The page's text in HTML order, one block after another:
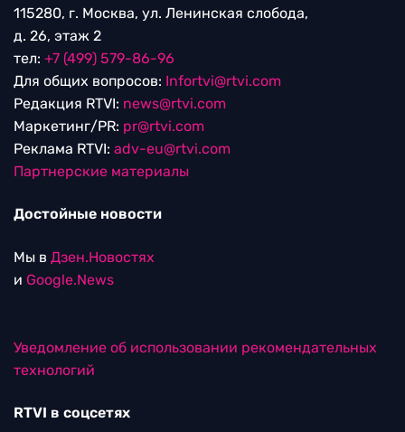
115280, г. Москва, ул. Ленинская слобода,
д. 26, этаж 2
тел: +7 (499) 579-86-96
Для общих вопросов: Infortvi@rtvi.com
Редакция RTVI: news@rtvi.com
Маркетинг/PR: pr@rtvi.com
Реклама RTVI: adv-eu@rtvi.com
Партнерские материалы
Достойные новости
Мы в Дзен.Новостях
и Google.News
Уведомление об использовании рекомендательных
технологий
RTVI в соцсетях